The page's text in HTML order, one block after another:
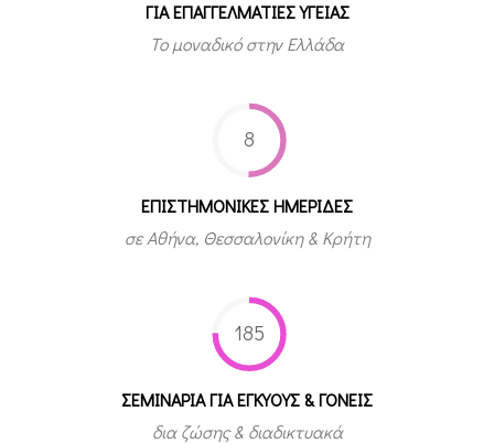
ΓΙΑ ΕΠΑΓΓΕΛΜΑΤΙΕΣ ΥΓΕΙΑΣ
Το μοναδικό στην Ελλάδα
8
ΕΠΙΣΤΗΜΟΝΙΚΕΣ ΗΜΕΡΙΔΕΣ
σε Αθήνα, Θεσσαλονίκη & Κρήτη
185
ΣΕΜΙΝΑΡΙΑ ΓΙΑ ΕΓΚΥΟΥΣ & ΓΟΝΕΙΣ
δια ζώσης & διαδικτυακά